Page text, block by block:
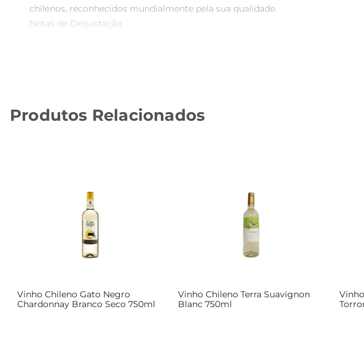
chilenos, reconhecidos mundialmente pela sua qualidade.
Notas de Degustação
No paladar, sua acidez equilibrada e leve corpo fazem com que cada gole
leveza e frescor complementam esses sabores, tornando cada refeição
Produtos Relacionados
Vinho Chileno Gato Negro
Chardonnay Branco Seco 750ml
Vinho Chileno Terra Suavignon
Blanc 750ml